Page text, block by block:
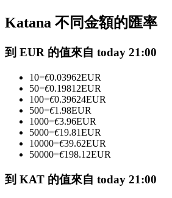
與頂尖交易專家同行
成為跟單交易員
Katana 不同金額的匯率
到 EUR 的值來自 today 21:00
10=€0.03962EUR
50=€0.19812EUR
100=€0.39624EUR
500=€1.98EUR
1000=€3.96EUR
5000=€19.81EUR
10000=€39.62EUR
50000=€198.12EUR
到 KAT 的值來自 today 21:00